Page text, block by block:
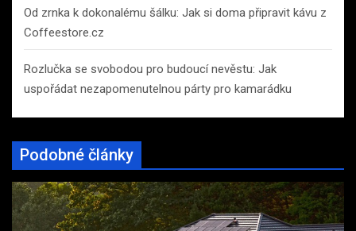
Od zrnka k dokonalému šálku: Jak si doma připravit kávu z
Coffeestore.cz
Rozlučka se svobodou pro budoucí nevěstu: Jak
uspořádat nezapomenutelnou párty pro kamarádku
Podobné články